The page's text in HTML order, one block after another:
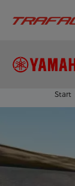
Start